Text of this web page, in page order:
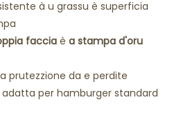
à u grassu è superficia
faccia è a stampa d'oru
prutezzione da e perdite
per hamburger standard